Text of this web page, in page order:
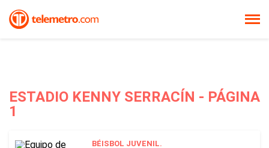
ESTADIO KENNY SERRACÍN - PÁGINA
1
BÉISBOL JUVENIL.